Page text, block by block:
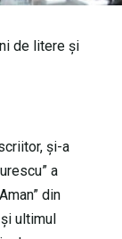
de litere şi
şi-a
a
din
ultimul